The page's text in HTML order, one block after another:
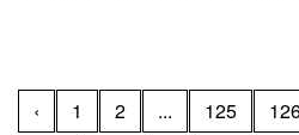
‹ 1 2 ... 125